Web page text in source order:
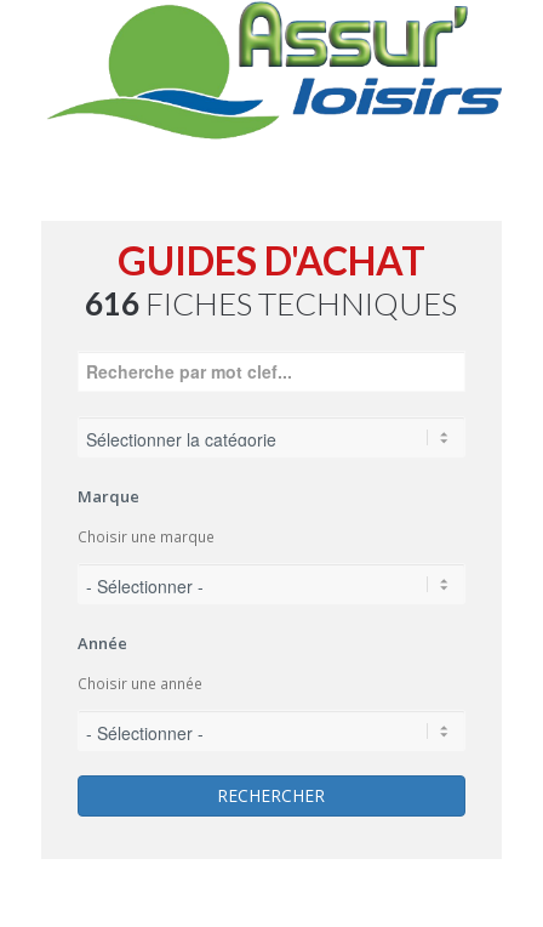
GUIDES D'ACHAT
616 FICHES TECHNIQUES
Marque
Choisir une marque
Année
Choisir une année
RECHERCHER